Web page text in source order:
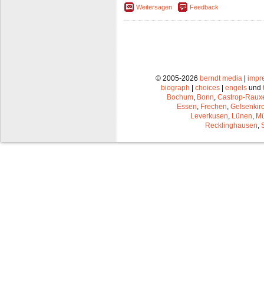
Weitersagen Feedback
© 2005-2026 berndt media|
biograph
choices engels und
Bochum, Bonn, Castrop-
Essen, Frechen,
Leverkusen, Lünen,
Recklinghausen,